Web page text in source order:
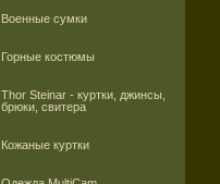
Военные сумки
Горные костюмы
Thor Steinar - куртки, джинсы,
брюки, свитера
Кожаные куртки